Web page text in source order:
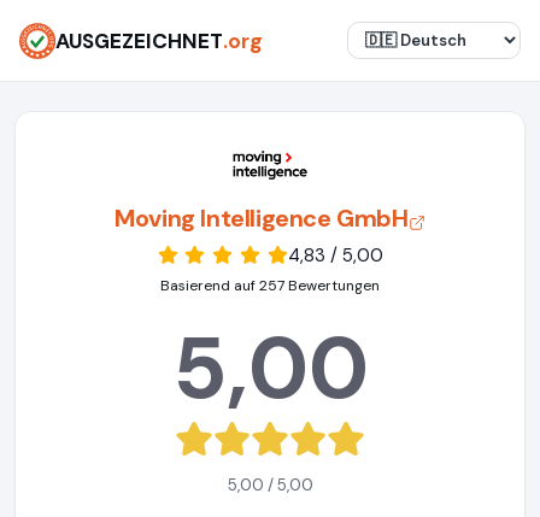
AUSGEZEICHNET.org
Moving Intelligence GmbH
4,83 / 5,00
Basierend auf 257 Bewertungen
5,00
5,00 / 5,00